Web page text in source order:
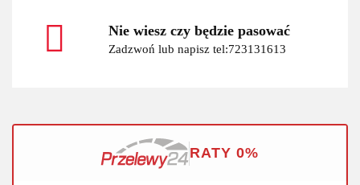
Nie wiesz czy będzie pasować
Zadzwoń lub napisz tel:723131613
RATY 0%